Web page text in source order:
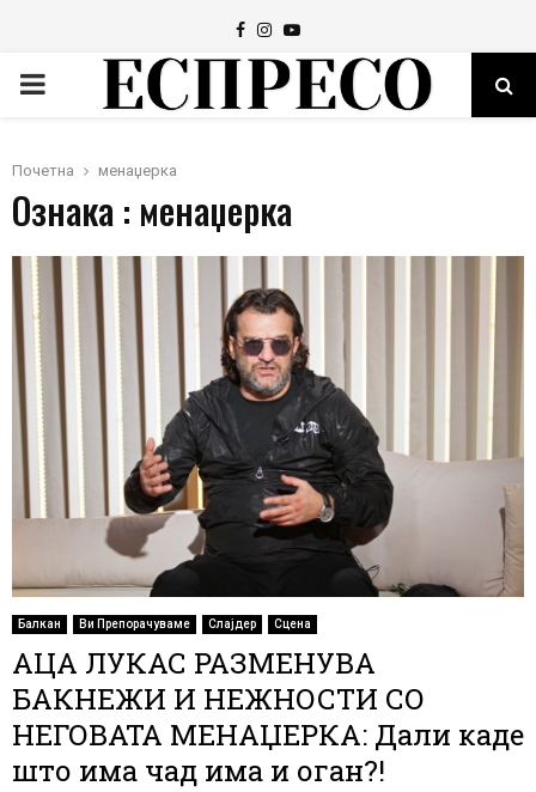
Facebook
Instagram
Youtube
PRIMARY
Почетна менаџерка
Ознака : менаџерка
Балкан Ви Препорачуваме Слајдер Сцена
АЦА ЛУКАС РАЗМЕНУВА
БАКНЕЖИ И НЕЖНОСТИ СО
НЕГОВАТА МЕНАЏЕРКА: Дали каде
што има чад има и оган?!